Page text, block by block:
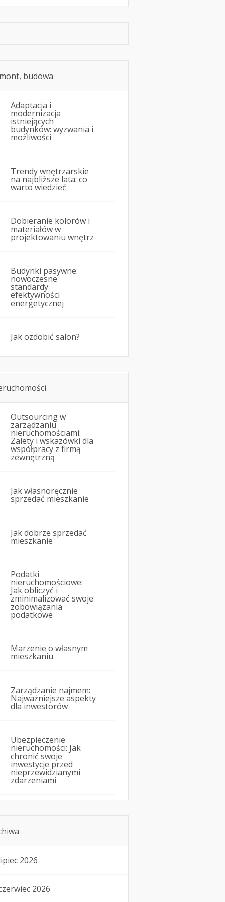
budowa
Adaptacja i
modernizacja
istniejących
budynków: wyzwania i
możliwości
Trendy wnętrzarskie
na najbliższe lata: co
warto wiedzieć
Dobieranie kolorów i
materiałów w
projektowaniu wnętrz
Budynki pasywne:
nowoczesne
standardy
efektywności
energetycznej
Jak ozdobić salon?
Outsourcing w
zarządzaniu
nieruchomościami:
Zalety i wskazówki dla
współpracy z firmą
zewnętrzną
Jak własnoręcznie
sprzedać mieszkanie
Jak dobrze sprzedać
mieszkanie
Podatki
nieruchomościowe:
Jak obliczyć i
zminimalizować swoje
zobowiązania
podatkowe
Marzenie o własnym
mieszkaniu
Zarządzanie najmem:
Najważniejsze aspekty
dla inwestorów
Ubezpieczenie
nieruchomości: Jak
chronić swoje
inwestycje przed
nieprzewidzianymi
zdarzeniami
2026
2026